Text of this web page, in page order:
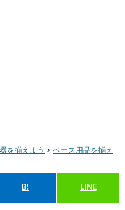
を揃えよう > ベース用品を揃え
B! LINE